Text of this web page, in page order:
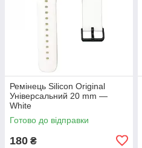
Ремінець Silicon Original
Універсальний 20 mm —
White
Готово до відправки
180 ₴